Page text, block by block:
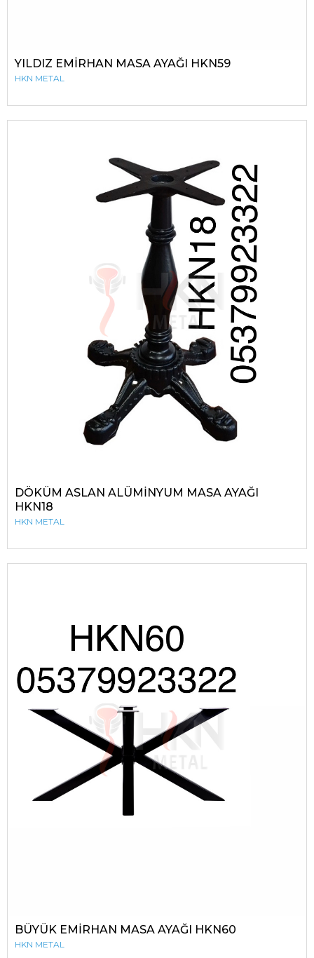
YILDIZ EMİRHAN MASA AYAĞI HKN59
HKN METAL
DÖKÜM ASLAN ALÜMİNYUM MASA AYAĞI
HKN18
HKN METAL
BÜYÜK EMİRHAN MASA AYAĞI HKN60
HKN METAL